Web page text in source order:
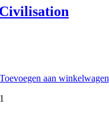
Toevoegen aan winkelwagen